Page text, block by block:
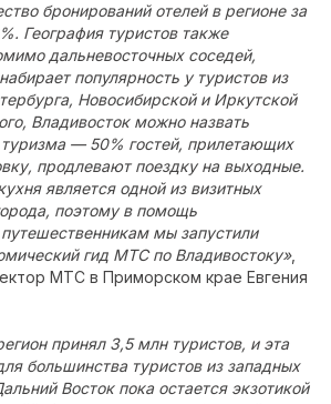
бронирований отелей в регионе за
География туристов также
дальневосточных соседей,
популярность у туристов из
Новосибирской и Иркутской
Владивосток можно назвать
— 50% гостей, прилетающих
продлевают поездку на выходные.
является одной из визитных
поэтому в помощь
мы запустили
гид МТС по Владивостоку»,
МТС в Приморском крае Евгения
принял 3,5 млн туристов, и эта
большинства туристов из западных
Восток пока остается экзотикой